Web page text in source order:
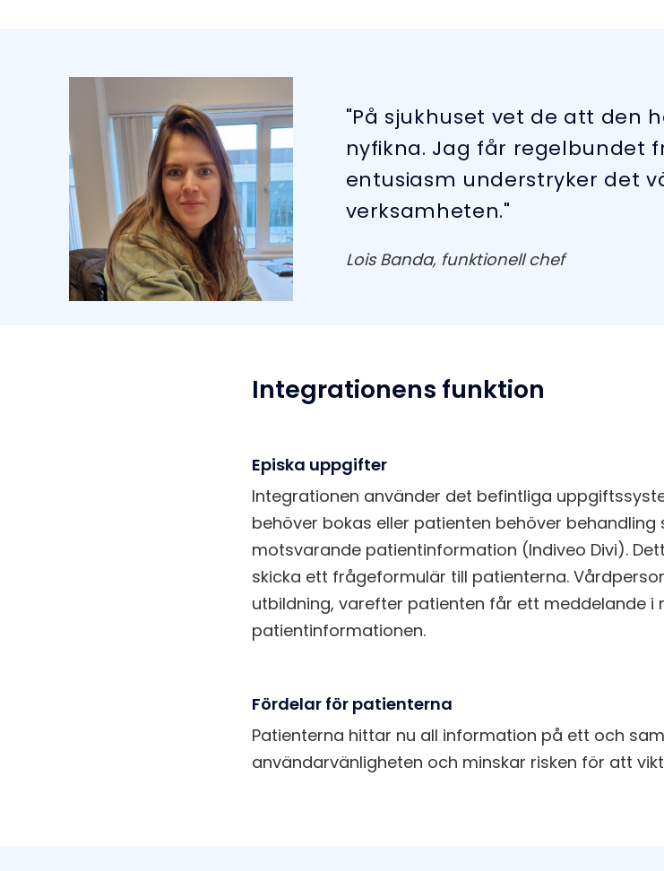
"På sjukhuset vet de att den
nyfikna. Jag får regelbundet
entusiasm understryker det
verksamheten."
Lois Banda, funktionell chef
Integrationens funktion
Episka uppgifter
Integrationen använder det befintliga
behöver bokas eller patienten behöver
motsvarande patientinformation (Indiveo Divi).
skicka ett frågeformulär till patienterna.
utbildning, varefter patienten får ett meddelande i
patientinformationen.
Fördelar för patienterna
Patienterna hittar nu all information på ett och
användarvänligheten och minskar risken för att